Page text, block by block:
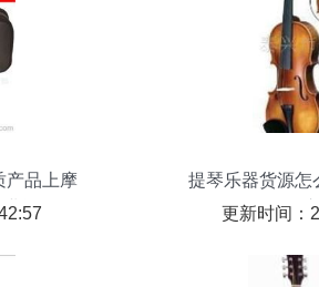
产品上摩
逻辑
提琴乐器货源怎
更新时间：